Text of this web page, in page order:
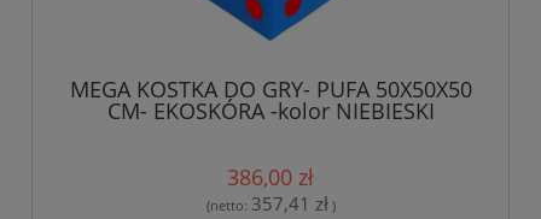
MEGA KOSTKA DO GRY- PUFA 50X50X50
CM- EKOSKÓRA -kolor NIEBIESKI
386,00 zł
(netto: 357,41 zł)